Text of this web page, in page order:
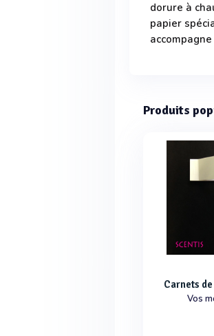
dorure à
papier
Produits
Carnets
Vos